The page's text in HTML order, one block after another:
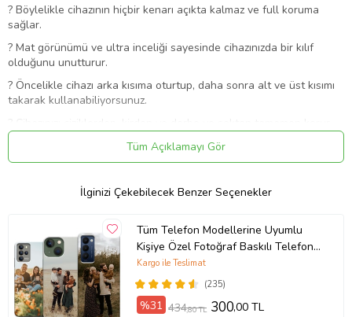
? Böylelikle cihazının hiçbir kenarı açıkta kalmaz ve full koruma
sağlar.
? Mat görünümü ve ultra inceliği sayesinde cihazınızda bir kılıf
olduğunu unutturur.
? Öncelikle cihazı arka kısıma oturtup, daha sonra alt ve üst kısımı
takarak kullanabiliyorsunuz.
Harika kalıp kesimi sayesinde cihazınıza mükemmel uyar.
Diğer kapaklardan farkı alt ve üst kısımlarıda kapatıyor olmasıdır.
İçeriğinde sağlığa zararlı bir materyal bulunmamaktadır.
Ürün Kodu:
kcm63509945
Tüm Açıklamayı Gör
İlginizi Çekebilecek Benzer Seçenekler
Tüm Telefon Modellerine Uyumlu
Kişiye Özel Fotoğraf Baskılı Telefon
Kılıfı
(235)
Kargo ile Teslimat
%31 434,80 TL 300,00 TL